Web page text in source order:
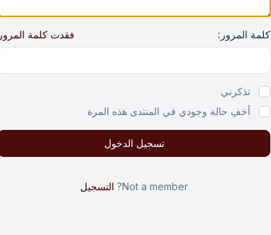
كلمة المرور: فقدت كلمة المرور
تذكرني
أخفِ حالة وجودي في المنتدى هذه المرة
Not a member? التسجيل